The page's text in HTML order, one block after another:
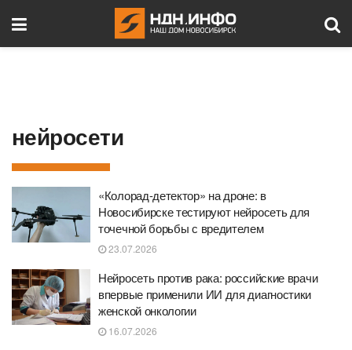
нейросети
«Колорад-детектор» на дроне: в
Новосибирске тестируют нейросеть для
точечной борьбы с вредителем
23.07.2026
Нейросеть против рака: российские врачи
впервые применили ИИ для диагностики
женской онкологии
16.07.2026